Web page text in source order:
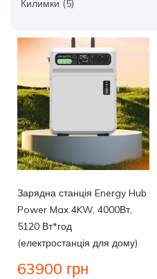
Килимки (5)
Зарядна станція Energy Hub
Power Max 4KW, 4000Вт,
5120 Вт*год
(електростанція для дому)
63900 грн